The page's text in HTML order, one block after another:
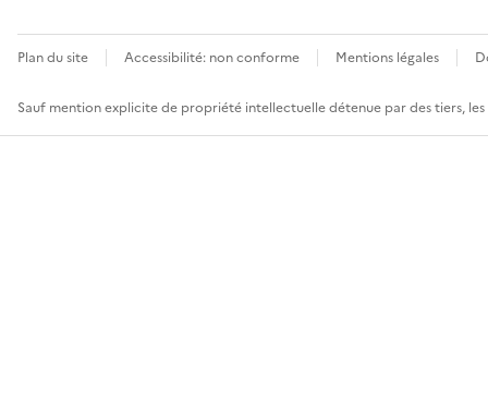
Plan du site Accessibilité: non conforme Mentions légales
Sauf mention explicite de propriété intellectuelle détenue par des tiers,